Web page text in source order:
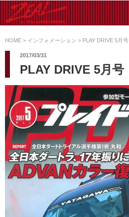
ン
ツ
ス
キ
SUMIYAMA
た日常メンテから各種チ
ューニングまで、車に関
リーでお任せください!
HOME > インフォメーション > PLAY DRIVE 5月号
2017/03/31
PLAY DRIVE 5月号